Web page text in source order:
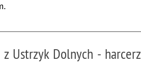
Ustrzyk Dolnych - harcerz